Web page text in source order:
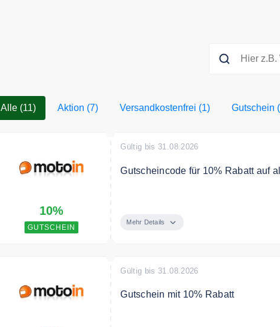
Alle (11) Aktion (7) Versandkostenfrei (1) Gutschein
10%
GUTSCHEIN
Gültig bis 31.08.2026
Gutscheincode für 10% Rabatt auf
Mehr Details
Gültig bis 31.08.2026
Gutschein mit 10% Rabatt